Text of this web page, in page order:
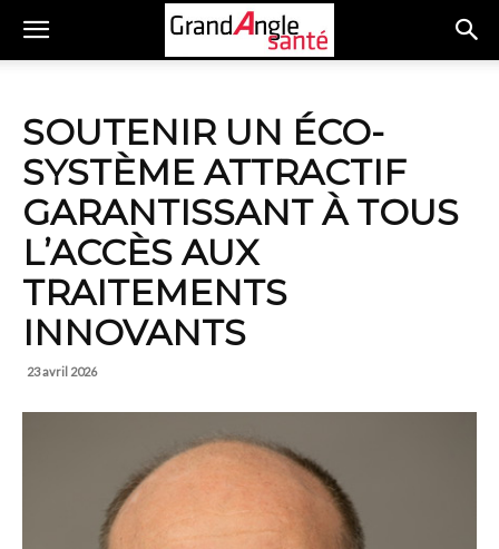
SOUTENIR UN ÉCO-
SYSTÈME ATTRACTIF
GARANTISSANT À TOUS
L’ACCÈS AUX
TRAITEMENTS
INNOVANTS
23 avril 2026